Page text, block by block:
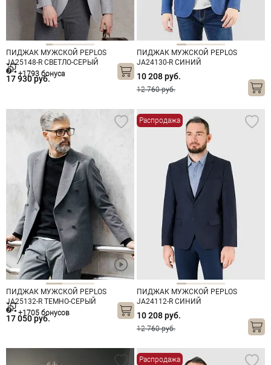
ПИДЖАК МУЖСКОЙ PEPLOS
JA25148-R СВЕТЛО-СЕРЫЙ
17 930 руб.
+1793 бонуса
ПИДЖАК МУЖСКОЙ PEPLOS
JA24130-R СИНИЙ
10 208 руб.
12 760 руб.
ПИДЖАК МУЖСКОЙ PEPLOS
JA25132-R ТЕМНО-СЕРЫЙ
17 050 руб.
+1705 бонусов
Распродажа
ПИДЖАК МУЖСКОЙ PEPLOS
JA24112-R СИНИЙ
10 208 руб.
12 760 руб.
Распродажа